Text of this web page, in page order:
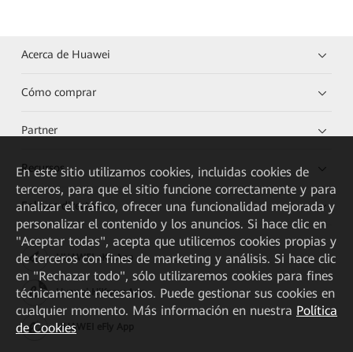
Acerca de Huawei
Cómo comprar
Partner
Recursos
Enlaces directos
HUAWEI eKit App
Huawei HiKnow App
HUAWEI eFly App
En este sitio utilizamos cookies, incluidas cookies de
terceros, para que el sitio funcione correctamente y para
analizar el tráfico, ofrecer una funcionalidad mejorada y
personalizar el contenido y los anuncios. Si hace clic en
"Aceptar todas", acepta que utilicemos cookies propias y
de terceros con fines de marketing y análisis. Si hace clic
en "Rechazar todo", sólo utilizaremos cookies para fines
técnicamente necesarios. Puede gestionar sus cookies en
cualquier momento. Más información en nuestra Política
de Cookies